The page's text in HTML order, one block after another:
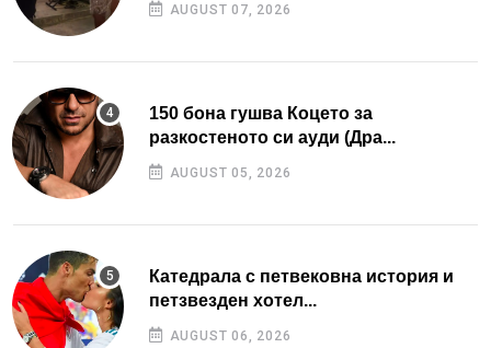
AUGUST 07, 2026
150 бона гушва Коцето за
разкостеното си ауди (Дра...
AUGUST 05, 2026
Катедрала с петвековна история и
петзвезден хотел...
AUGUST 06, 2026